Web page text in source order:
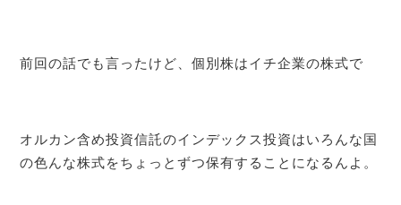
前回の話でも言ったけど、個別株はイチ企業の株式で
オルカン含め投資信託のインデックス投資はいろんな国
の色んな株式をちょっとずつ保有することになるんよ。